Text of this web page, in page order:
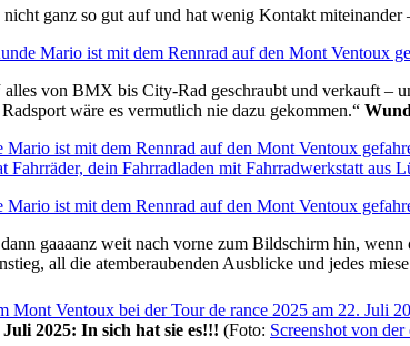
nicht ganz so gut auf und hat wenig Kontakt miteinander
alles von BMX bis City-Rad geschraubt und verkauft –
wäre es vermutlich nie dazu gekommen.“
gaaaanz weit nach vorne zum Bildschirm hin, wenn
all die atemberaubenden Ausblicke und jedes
2025: In sich hat sie es!!! (Foto: Screenshot von